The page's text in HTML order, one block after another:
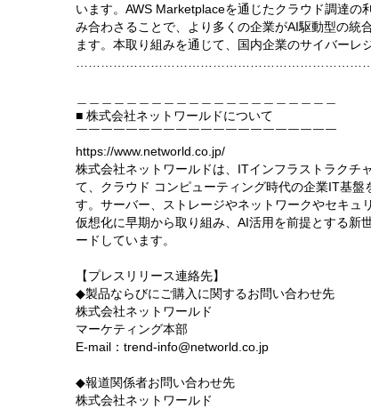
います。AWS Marketplaceを通じたクラウド調達の
み合わさることで、より多くの企業がAI駆動型の統
ます。本取り組みを通じて、国内企業のサイバーレ
■ 株式会社ネットワールドについて
￣￣￣￣￣￣￣￣￣￣￣￣￣￣￣￣￣￣￣￣￣
https://www.networld.co.jp/
株式会社ネットワールドは、ITインフラストラクチ
て、クラウド コンピューティング時代の企業IT基
す。サーバー、ストレージやネットワークやセキ
仮想化に早期から取り組み、AI活用を前提とする新
ードしています。
【プレスリリース連絡先】
◆製品ならびにご購入に関するお問い合わせ先
株式会社ネットワールド
マーケティング本部
E-mail：trend-info@networld.co.jp
◆報道関係者お問い合わせ先
株式会社ネットワールド